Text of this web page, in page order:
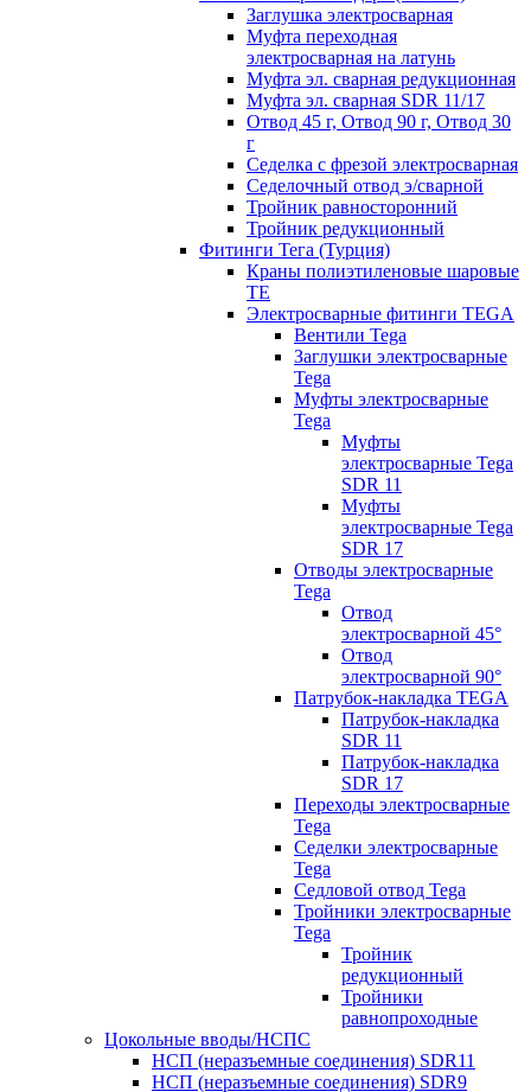
Заглушка электросварная
Муфта переходная
электросварная на латунь
Муфта эл. cварная редукционная
Муфта эл. сварная SDR 11/17
Отвод 45 г, Отвод 90 г, Отвод 30
г
Седелка с фрезой электросварная
Седелочный отвод э/сварной
Тройник равносторонний
Тройник редукционный
Фитинги Тега (Турция)
Краны полиэтиленовые шаровые
TE
Электросварные фитинги TEGA
Вентили Tega
Заглушки электросварные
Tega
Муфты электросварные
Tega
Муфты
электросварные Tega
SDR 11
Муфты
электросварные Tega
SDR 17
Отводы электросварные
Tega
Отвод
электросварной 45°
Отвод
электросварной 90°
Патрубок-накладка TEGA
Патрубок-накладка
SDR 11
Патрубок-накладка
SDR 17
Переходы электросварные
Tega
Седелки электросварные
Tega
Седловой отвод Tega
Тройники электросварные
Tega
Тройник
редукционный
Тройники
равнопроходные
Цокольные вводы/НСПС
НСП (неразъемные соединения) SDR11
НСП (неразъемные соединения) SDR9